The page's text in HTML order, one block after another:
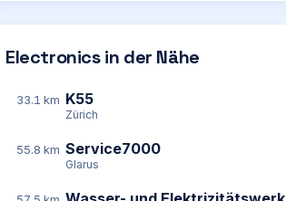
Electronics in der Nähe
33.1 km K55
Zürich
55.8 km Service7000
Glarus